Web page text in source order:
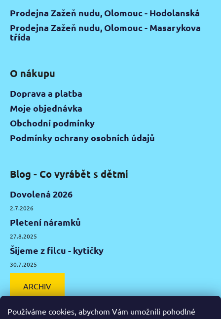
Používáme cookies, abychom Vám umožnili pohodlné
Prodejna Zažeň nudu, Olomouc - Hodolanská
Prodejna Zažeň nudu, Olomouc - Masarykova
třída
O nákupu
Doprava a platba
Moje objednávka
Obchodní podmínky
Podmínky ochrany osobních údajů
Blog - Co vyrábět s dětmi
Dovolená 2026
2.7.2026
Pletení náramků
27.8.2025
Šijeme z filcu - kytičky
30.7.2025
ARCHIV